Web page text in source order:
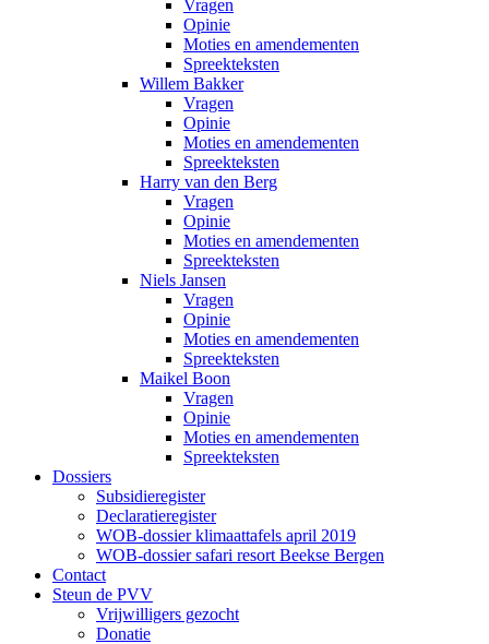
Vragen
Opinie
Moties en amendementen
Spreekteksten
Willem Bakker
Vragen
Opinie
Moties en amendementen
Spreekteksten
Harry van den Berg
Vragen
Opinie
Moties en amendementen
Spreekteksten
Niels Jansen
Vragen
Opinie
Moties en amendementen
Spreekteksten
Maikel Boon
Vragen
Opinie
Moties en amendementen
Spreekteksten
Dossiers
Subsidieregister
Declaratieregister
WOB-dossier klimaattafels april 2019
WOB-dossier safari resort Beekse Bergen
Contact
Steun de PVV
Vrijwilligers gezocht
Donatie